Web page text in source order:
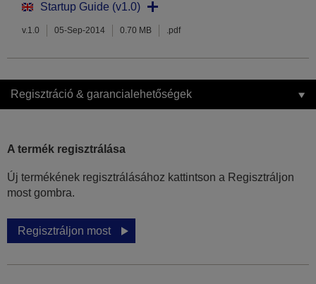
Startup Guide (v1.0)
v.1.0 05-Sep-2014 0.70 MB .pdf
Regisztráció & garancialehetőségek
A termék regisztrálása
Új termékének regisztrálásához kattintson a Regisztráljon
most gombra.
Regisztráljon most